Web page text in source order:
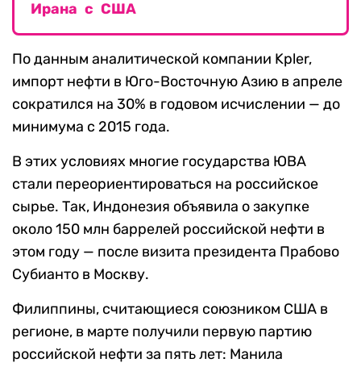
Ирана с США
По данным аналитической компании Kpler,
импорт нефти в Юго-Восточную Азию в апреле
сократился на 30% в годовом исчислении — до
минимума с 2015 года.
В этих условиях многие государства ЮВА
стали переориентироваться на российское
сырье. Так, Индонезия объявила о закупке
около 150 млн баррелей российской нефти в
этом году — после визита президента Прабово
Субианто в Москву.
Филиппины, считающиеся союзником США в
регионе, в марте получили первую партию
российской нефти за пять лет: Манила